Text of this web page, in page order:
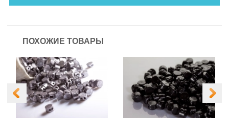
ПОХОЖИЕ ТОВАРЫ